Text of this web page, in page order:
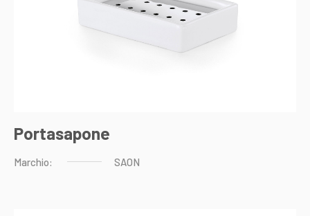
Portasapone
Marchio: SAON